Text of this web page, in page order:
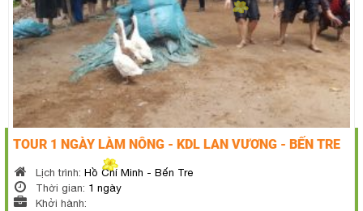
TOUR 1 NGÀY LÀM NÔNG - KDL LAN VƯƠNG - BẾN TRE
Lịch trình: Hồ Chí Minh - Bến Tre
Thời gian: 1 ngày
Khởi hành: